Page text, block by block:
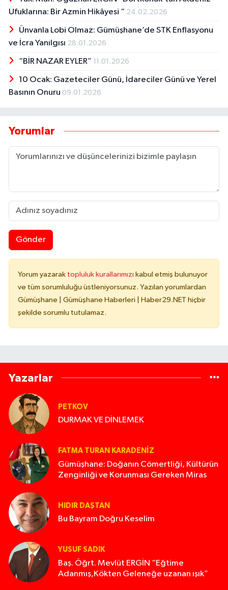
Ufuklarına: Bir Azmin Hikâyesi “ 24.02.2026
Ünvanla Lobi Olmaz: Gümüşhane’de STK Enflasyonu
ve İcra Yanılgısı 28.01.2026
“BİR NAZAR EYLER” 11.01.2026
10 Ocak: Gazeteciler Günü, İdareciler Günü ve Yerel
Basının Onuru 09.01.2026
Yorumlar
Gönder
Yorum yazarak topluluk kurallarımızı kabul etmiş bulunuyor
ve tüm sorumluluğu üstleniyorsunuz. Yazılan yorumlardan
Gümüşhane | Gümüşhane Haberleri | Haber29.NET hiçbir
şekilde sorumlu tutulamaz.
Yazarlar
PETKOV
DURMAK VE DİNLEMEK
FATMA TURAN KARADENIZ
Gümüşhane: Doğanın Cömertliği, Kültürün
Zenginliği ve Korunması Gereken Miras
HIDIR DAŞTAN
Bu Bayram Doğru Keselim
YUSUF SADIK
Baş. Öğrt. Mevlüt ERGİN “Eğtime
Adanmış,Kökten Geleneğe uzanan ışık”